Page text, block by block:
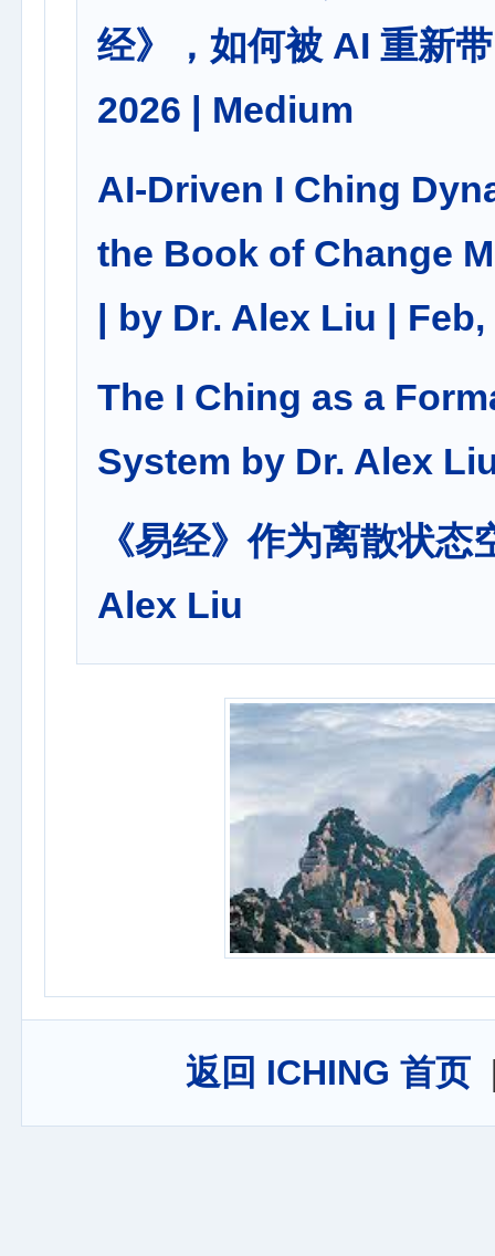
经》，如何被 AI 重新
2026 | Medium
AI-Driven I Ching
the Book of Change
| by Dr. Alex Liu |
The I Ching as a
System by Dr. Alex
《易经》作为离散状
Alex Liu
返回 ICHING 首页